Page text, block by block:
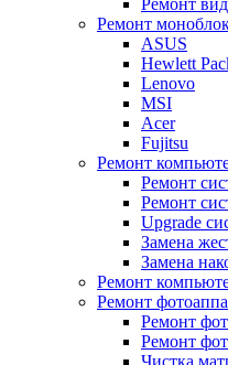
Ремонт
Ремонт
ASUS
Hewlett
Lenovo
MSI
Acer
Fujitsu
Ремонт
Ремонт
Ремонт
Upgrade
Замена
Замена
Ремонт
Ремонт
Ремонт
Ремонт
Чистка